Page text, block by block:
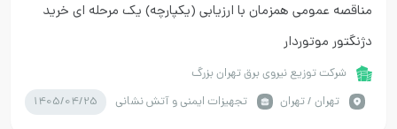
مناقصه عمومی همزمان با ارزیابی (یکپارچه) یک مرحله ای خرید
دژنگتور موتوردار
شرکت توزيع نيروي برق تهران بزرگ
تهران / تهران
تجهیزات ایمنی و آتش نشانی 1405/04/25